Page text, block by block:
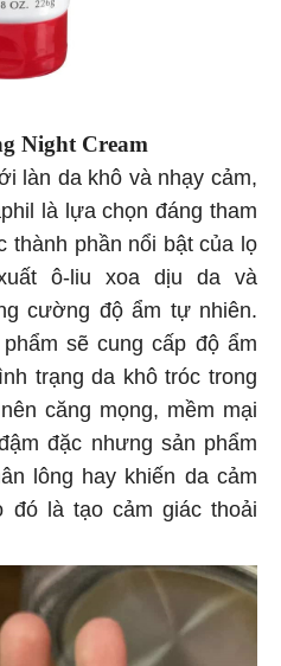
Night Cream
làn da khô và nhạy cảm,
là lựa chọn đáng tham
thành phần nổi bật của lọ
ô-liu xoa dịu da và
cường độ ẩm tự nhiên.
sẽ cung cấp độ ẩm
trạng da khô tróc trong
căng mọng, mềm mại
đặc nhưng sản phẩm
lông hay khiến da cảm
đó là tạo cảm giác thoải